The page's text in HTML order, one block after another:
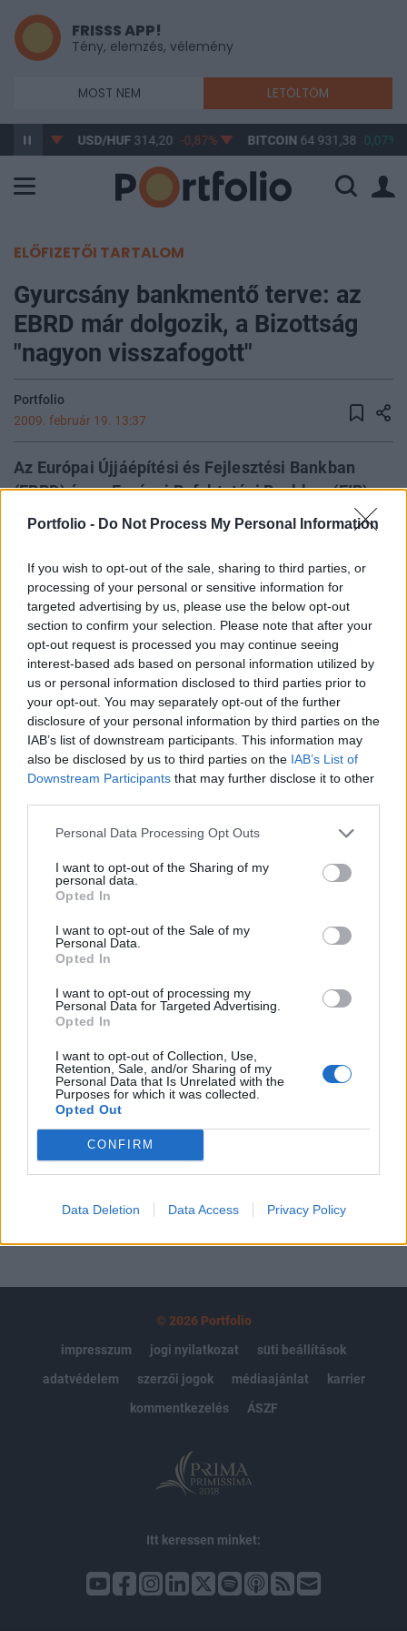
Portfolio - Do Not Process My Personal Information
If you wish to opt-out of the sale, sharing to third parties, or
processing of your personal or sensitive information for
targeted advertising by us, please use the below opt-out
section to confirm your selection. Please note that after your
opt-out request is processed you may continue seeing
interest-based ads based on personal information utilized by
us or personal information disclosed to third parties prior to
your opt-out. You may separately opt-out of the further
disclosure of your personal information by third parties on the
IAB’s list of downstream participants. This information may
also be disclosed by us to third parties on the IAB’s List of
Downstream Participants that may further disclose it to other
Personal Data Processing Opt Outs
I want to opt-out of the Sharing of my
personal data.
Opted In
I want to opt-out of the Sale of my
Personal Data.
Opted In
I want to opt-out of processing my
Personal Data for Targeted Advertising.
Opted In
I want to opt-out of Collection, Use,
Retention, Sale, and/or Sharing of my
Personal Data that Is Unrelated with the
Purposes for which it was collected.
Opted Out
CONFIRM
Data Deletion Data Access Privacy Policy
FRISSS APP!
Tény, elemzés, vélemény
MOST NEM LETÖLTÖM
-0,61% USD/HUF314,20 -0,87% BITCOIN64 931,38 0,07%
ELŐFIZETŐI TARTALOM
Gyurcsány bankmentő terve: az
EBRD már dolgozik, a Bizottság
"nagyon visszafogott"
Portfolio
2009. február 19. 13:37
Az Európai Újjáépítési és Fejlesztési Bankban
(EBRD) és az Európai Befektetési Bankban (EIB)
már dolgoznak egy ahhoz hasonló bankmentő
bankrendszer megsegítésére szorgalmazott
szerdán, csakúgy, mint korábban az osztrák
kormány - tudósít az MTI. Az Európai Bizottság
viszont "visszafogott" a tervvel kapcsolatban, írta
csütörtökön a Le Figaro című francia napilap.
A párizsi újság kommentárja szerint a magyar kormányfő
"döntő érvvel" rendelkezik: az uniós kelet-európai országok
kereskedelmi bankjai többségében külföldi csoportok
tulajdonában vannak. Ezért mondhatja Gyurcsány, hogy a
külföldi kormányok felelősséggel tartoznak bankjaik
leányvállalataiért. Mivel az osztrák bankok, az Erste Bank,
a Raiffeisen International és a Bank...
KEDVES OLVASÓNK!
tartozik, melynek olvasása előfizetéses
regisztrációhoz kötött.
Az előfizetés a következőket tartalmazza:
Portfolio.hu teljes cikkarchívum
kötéslistái
MÁR ELŐFIZETŐNK VAGY?BEJELENTKEZÉS
© 2026 Portfolio
impresszum
jogi nyilatkozat
süti beállítások
adatvédelem
szerzői jogok médiaajánlat
karrier
kommentkezelés
ÁSZF
Itt keressen minket: